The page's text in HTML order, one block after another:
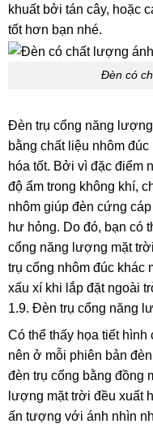
khuất bởi tán cây, hoặc
tốt hơn bạn nhé.
Đèn có
Đèn trụ cổng năng
bằng chất liệu nhôm
hóa tốt. Bởi vì đặc điểm
độ ẩm trong không khí,
nhôm giúp đèn cứng
hư hỏng. Do đó, bạn có
cổng năng lượng mặt
trụ cổng nhôm đúc khác
xấu xí khi lắp đặt ngoài
1.9. Đèn trụ cổng năng
Có thể thấy họa tiết hình
nên ở mỗi phiên bản
đèn trụ cổng bằng đồng
lượng mặt trời đều xuất
ấn tượng với ánh nhìn